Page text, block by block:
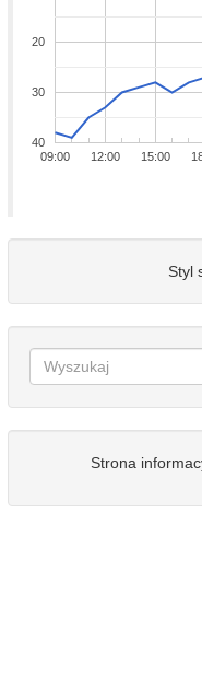
09:00 12:00 15:00
20
30
40
Styl
Strona